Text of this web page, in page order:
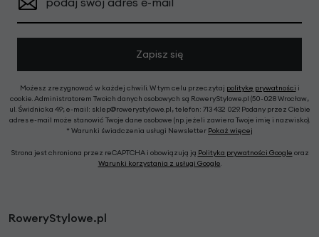
Zapisz się
Możesz zrezygnować w każdej chwili. W tym celu przeczytaj politykę prywatności i
cookie. Administratorem Twoich danych osobowych są RoweryStylowe.pl (50-028 Wrocław,
ul. Świdnicka 49; e-mail: sklep@rowerystylowe.pl, telefon: 713 432 029. Podany przez Ciebie
adres e-mail może stanowić Twoje dane osobowe (np. jeżeli zawiera Twoje imię i nazwisko).
* Warunki świadczenia usługi Newsletter Pokaż więcej
Strona jest chroniona przez reCAPTCHA i obowiązują ją Polityka prywatności Google oraz
Warunki korzystania z usługi Google.
RoweryStylowe.pl